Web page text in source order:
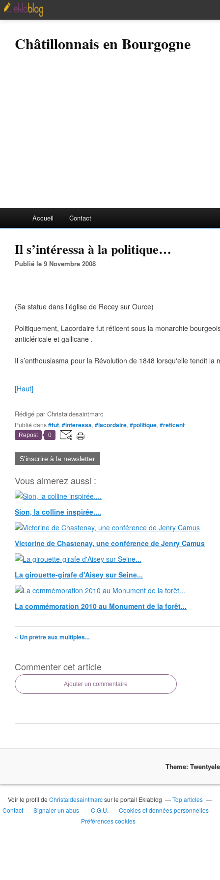
Châtillonnais en Bourgogne
Accueil Contact
Il s’intéressa à la politique…
Publié le 9 Novembre 2008
(Sa statue dans l’église de Recey sur Ource)
Politiquement, Lacordaire fut réticent sous la monarchie
anticléricale et gallicane .
Il s’enthousiasma pour la Révolution de 1848 lorsqu'elle tendit la
[Haut]
Rédigé parChristaldesaintmarc
Publié dans#fut, #interessa, #lacordaire, #politique, #reticent
Repost 0
S'inscrire à la newsletter
Vous aimerez aussi :
Sion, la colline inspirée....
Victorine de Chastenay, une conférence de Jenry Camus
La girouette-girafe d'Aisey sur Seine...
La commémoration 2010 au Monument de la forêt...
« Un prêtre aux multiples...
Commenter cet article
Ajouter un commentaire
Theme:
Voir le profil deChristaldesaintmarcsur le portail Eklablog
Top articles
Contact
Signaler un abus C.G.U.
Cookies et données personnelles
Préférences cookies